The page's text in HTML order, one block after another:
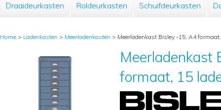
Draaideurkasten Roldeurkasten Schuifdeurkasten
Home > Ladenkasten > Meerladenkasten > Meerladenkast Bisley -15, A4
Meerladenkast
formaat, 15